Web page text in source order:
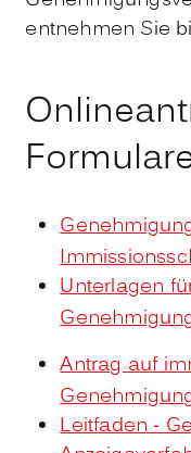
entnehmen Sie
Unterlagen
Antrag auf
Leitfaden -